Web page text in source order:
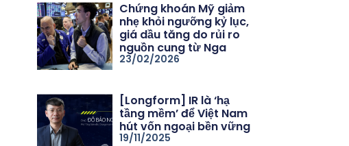
Chứng khoán Mỹ giảm
nhẹ khỏi ngưỡng kỷ lục,
giá dầu tăng do rủi ro
nguồn cung từ Nga
23/02/2026
[Longform] IR là ‘hạ
tầng mềm’ để Việt Nam
hút vốn ngoại bền vững
19/11/2025